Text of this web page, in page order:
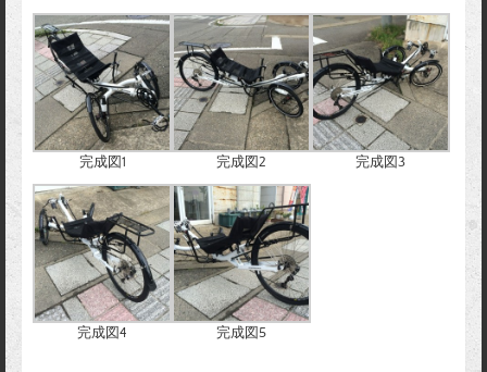
完成図1 完成図2 完成図3
完成図4 完成図5